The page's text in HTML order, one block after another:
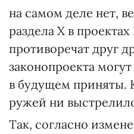
на самом деле нет,
раздела Х в
противоречат друг
законопроекта
в будущем приняты.
ружей ни
Так, согласно